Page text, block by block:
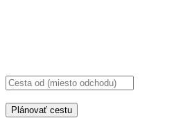
Plánovať cestu